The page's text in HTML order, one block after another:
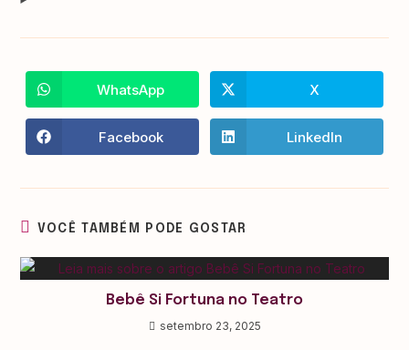
WhatsApp X
Facebook LinkedIn
VOCÊ TAMBÉM PODE GOSTAR
Bebê Si Fortuna no Teatro
setembro 23, 2025